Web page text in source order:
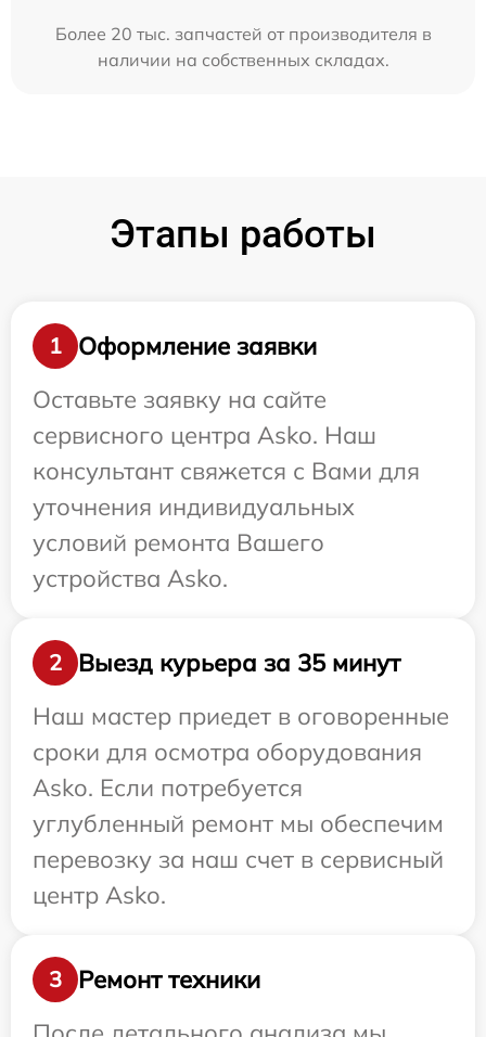
Более 20 тыс. запчастей от производителя в
наличии на собственных складах.
Этапы работы
1
Оформление заявки
Оставьте заявку на сайте
сервисного центра Asko. Наш
консультант свяжется с Вами для
уточнения индивидуальных
условий ремонта Вашего
устройства Asko.
2
Выезд курьера за 35 минут
Наш мастер приедет в оговоренные
сроки для осмотра оборудования
Asko. Если потребуется
углубленный ремонт мы обеспечим
перевозку за наш счет в сервисный
центр Asko.
3
Ремонт техники